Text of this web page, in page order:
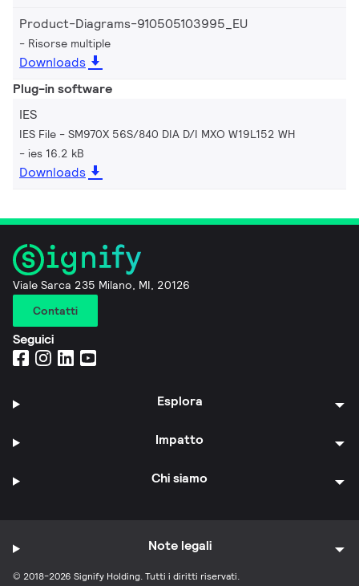
Product-Diagrams-910505103995_EU
Risorse multiple
Downloads
Plug-in software
IES
IES File - SM970X 56S/840 DIA D/I MXO W19L152 WH
ies 16.2 kB
Downloads
Viale Sarca 235 Milano, MI, 20126
Contatti
Seguici
Esplora
Impatto
Chi siamo
© 2018-2026 Signify Holding. Tutti i diritti riservati.
Note legali